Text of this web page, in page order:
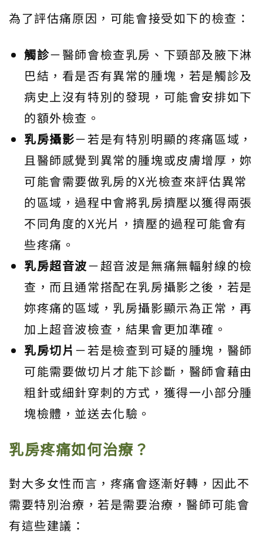
為了評估痛原因，可能會接受如下的檢查：
觸診－醫師會檢查乳房、下頸部及腋下淋
巴結，看是否有異常的腫塊，若是觸診及
病史上沒有特別的發現，可能會安排如下
的額外檢查。
乳房攝影－若是有特別明顯的疼痛區域，
且醫師感覺到異常的腫塊或皮膚增厚，妳
可能會需要做乳房的X光檢查來評估異常
的區域，過程中會將乳房擠壓以獲得兩張
不同角度的X光片，擠壓的過程可能會有
些疼痛。
乳房超音波－超音波是無痛無輻射線的檢
查，而且通常搭配在乳房攝影之後，若是
妳疼痛的區域，乳房攝影顯示為正常，再
加上超音波檢查，結果會更加準確。
乳房切片 －若是檢查到可疑的腫塊，醫師
可能需要做切片才能下診斷，醫師會藉由
粗針或細針穿刺的方式，獲得一小部分腫
塊檢體，並送去化驗。
乳房疼痛如何治療？
對大多女性而言，疼痛會逐漸好轉，因此不
需要特別治療，若是需要治療，醫師可能會
有這些建議：